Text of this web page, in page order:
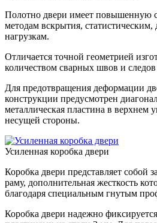
Полотно двери имеет повышенную
методам вскрытия,
нагрузкам.
Отличается точной геометрией
количеством сварных швов и следов
Для предотвращения деформации
конструкции предусмотрен
металлическая пластина в верхнем
несущей стороны.
Усиленная коробка двери
Коробка двери представляет
раму, дополнительная жесткость
благодаря специальным гнутым
Коробка двери надежно